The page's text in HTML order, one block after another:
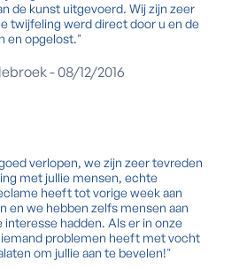
de kunst uitgevoerd. Wij zijn zeer
twijfeling werd direct door u en de
en opgelost."
- 08/12/2016
verlopen, we zijn zeer tevreden
met jullie mensen, echte
heeft tot vorige week aan
en we hebben zelfs mensen aan
interesse hadden. Als er in onze
problemen heeft met vocht
om jullie aan te bevelen!"